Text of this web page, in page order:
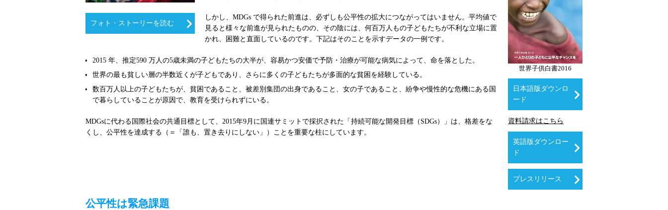
フォト・ストーリーを読む
しかし、MDGs で得られた前進は、必ずしも公平性の拡大につながってはいません。平均値で
見ると様々な前進が見られたものの、その陰には、何百万人もの子どもたちが不利な立場に置
かれ、困難と直面しているのです。下記はそのことを示すデータの一例です。
2015 年、推定590 万人の5歳未満の子どもたちの大半が、容易かつ安価で予防・治療が可能な病気によって、命を落とした。
世界の最も貧しい層の半数近くが子どもであり、さらに多くの子どもたちが多面的な貧困を経験している。
数百万人以上の子どもたちが、貧困であること、被差別集団の出身であること、女の子であること、紛争や慢性的な危機にある国
で暮らしていることが原因で、教育を受けられずにいる。
MDGsに代わる国際社会の共通目標として、2015年9月に国連サミットで採択された「持続可能な開発目標（SDGs）」は、格差をな
くし、公平性を達成する（＝「誰も、置き去りにしない」）ことを重要な柱にしています。
世界子供白書2016
日本語版ダウンロ
ード
資料請求はこちら
英語版ダウンロー
ド
プレスリリース
公平性は緊急課題